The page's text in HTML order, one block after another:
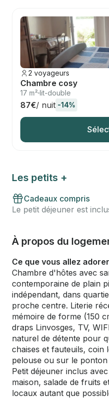
2 voyageurs
Chambre cosy
17 m² lit-double
87€/ nuit -14%
Les petits +
Cadeaux compris
Le petit déjeuner est
À propos du
Ce que vous allez
Chambre d'hôtes avec
contemporaine de plain
indépendant, dans
proche centre. Literie
mémoire de forme (150
draps Linvosges, TV,
naturel de détente pour
chaises et fauteuils,
pelouse ou sur le ponton
Petit déjeuner inclus
maison, salade de fruits
locaux autant que